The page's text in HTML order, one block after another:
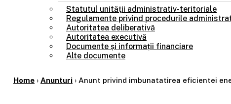
Statutul unității administrativ-teritoriale
Regulamente privind procedurile
Autoritatea deliberativă
Autoritatea executivă
Documente și informații financiare
Alte documente
Home › Anunturi › Anunt privind imbunatatirea eficientei